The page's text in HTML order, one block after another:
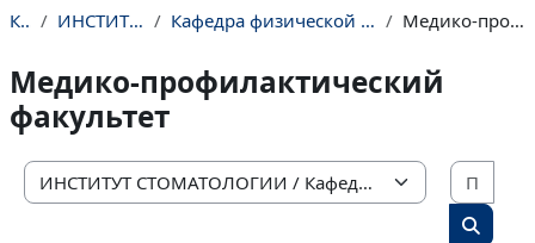
Курсы ИНСТИТУТ СТОМАТОЛОГИИ Кафедра физической культуры и медицинской реабилитации Медико-профилактический факультет
Медико-профилактический
факультет
Категории курсов